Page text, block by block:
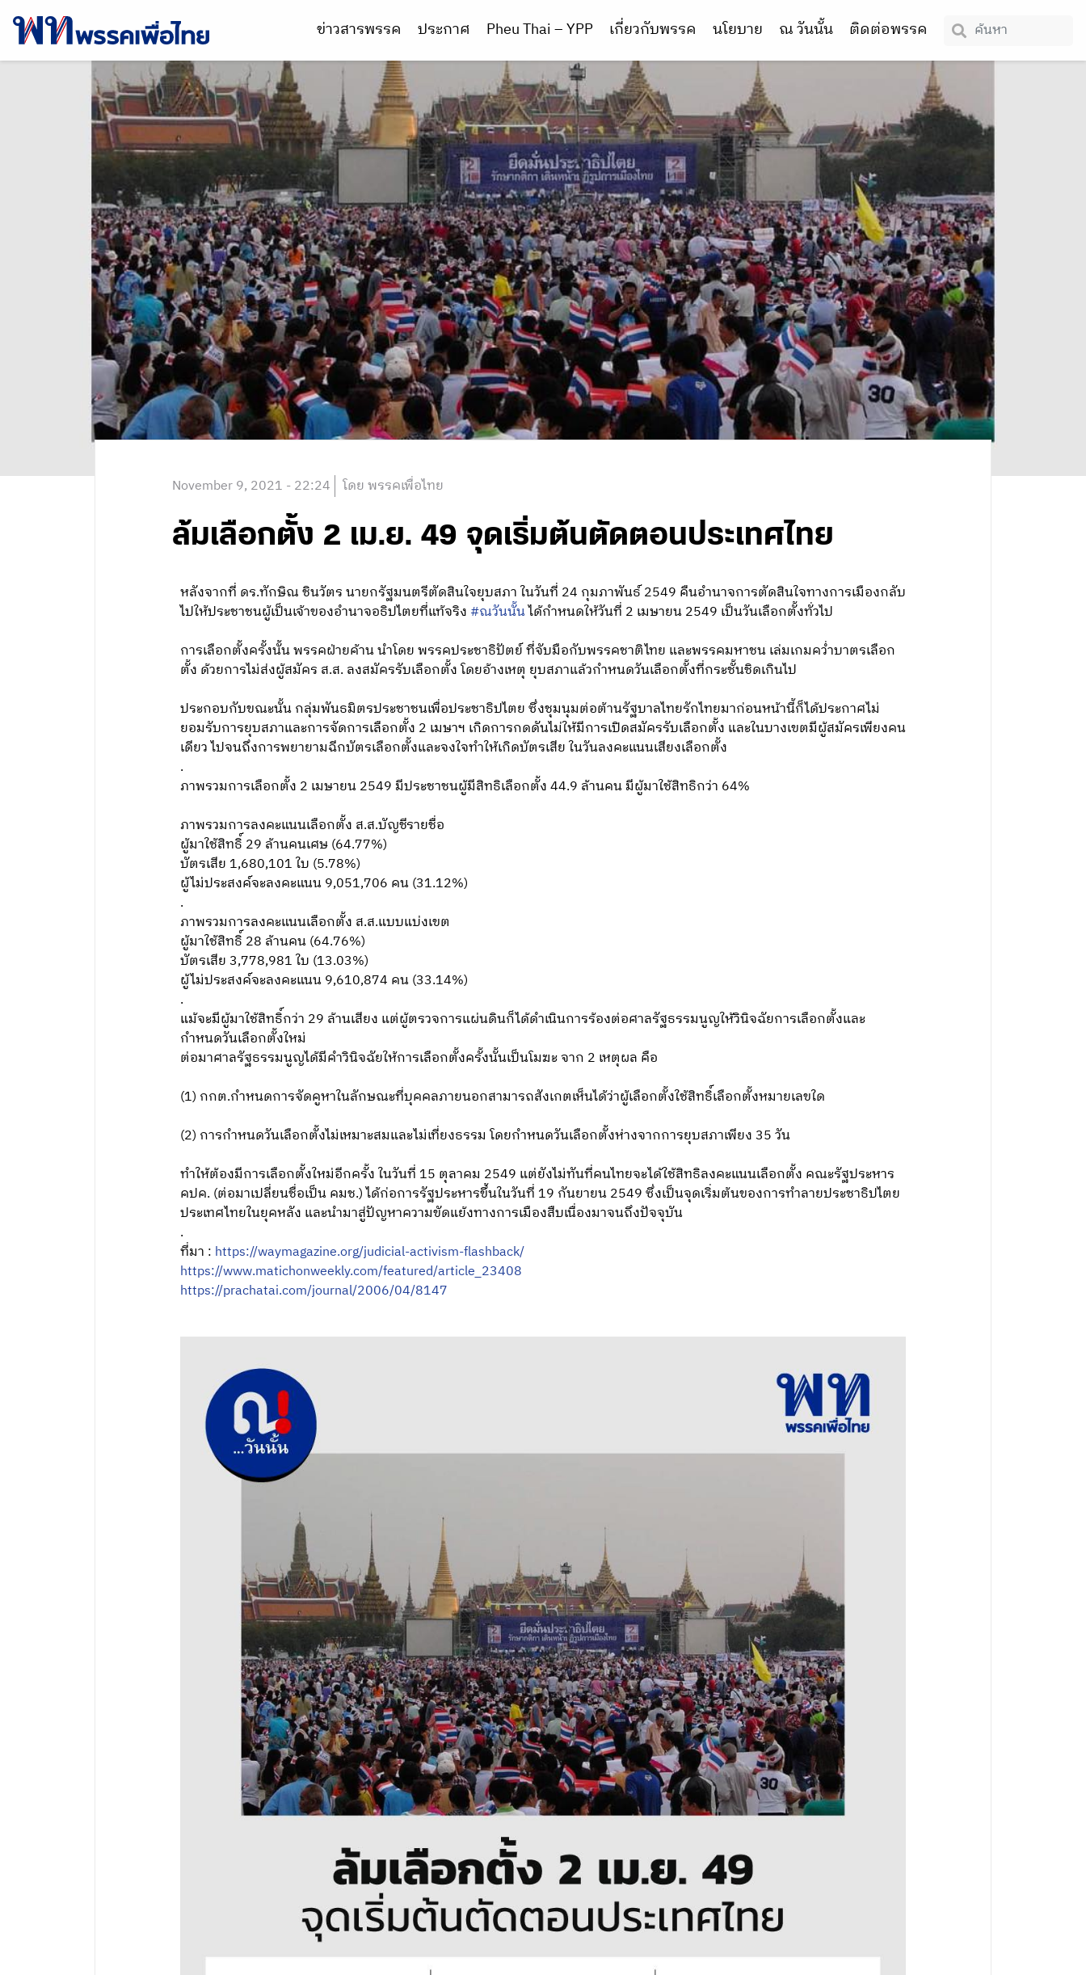
ข่าวสารพรรค ประกาศ Pheu Thai – YPP เกี่ยวกับพรรค นโยบาย ณ วันนั้น ติดต่อพรรค
November 9, 2021 - 22:24 โดย พรรคเพื่อไทย
ล้มเลือกตั้ง 2 เม.ย. 49 จุดเริ่มต้นตัดตอนประเทศไทย
หลังจากที่ ดร.ทักษิณ ชินวัตร นายกรัฐมนตรีตัดสินใจยุบสภา ในวันที่ 24 กุมภาพันธ์ 2549 คืนอำนาจการตัดสินใจทางการเมืองกลับ
ไปให้ประชาชนผู้เป็นเจ้าของอำนาจอธิปไตยที่แท้จริง #ณวันนั้นได้กำหนดให้วันที่ 2 เมษายน 2549 เป็นวันเลือกตั้งทั่วไป
การเลือกตั้งครั้งนั้น พรรคฝ่ายค้าน นำโดย พรรคประชาธิปัตย์ ที่จับมือกับพรรคชาติไทย และพรรคมหาชน เล่มเกมคว่ำบาตรเลือก
ตั้ง ด้วยการไม่ส่งผู้สมัคร ส.ส. ลงสมัครรับเลือกตั้ง โดยอ้างเหตุ ยุบสภาแล้วกำหนดวันเลือกตั้งที่กระชั้นชิดเกินไป
ประกอบกับขณะนั้น กลุ่มพันธมิตรประชาชนเพื่อประชาธิปไตย ซึ่งชุมนุมต่อต้านรัฐบาลไทยรักไทยมาก่อนหน้านี้ก็ได้ประกาศไม่
ยอมรับการยุบสภาและการจัดการเลือกตั้ง 2 เมษาฯ เกิดการกดดันไม่ให้มีการเปิดสมัครรับเลือกตั้ง และในบางเขตมีผู้สมัครเพียงคน
เดียว ไปจนถึงการพยายามฉีกบัตรเลือกตั้งและจงใจทำให้เกิดบัตรเสีย ในวันลงคะแนนเสียงเลือกตั้ง
.
ภาพรวมการเลือกตั้ง 2 เมษายน 2549 มีประชาชนผู้มีสิทธิเลือกตั้ง 44.9 ล้านคน มีผู้มาใช้สิทธิกว่า 64%
ภาพรวมการลงคะแนนเลือกตั้ง ส.ส.บัญชีรายชื่อ
ผู้มาใช้สิทธิ์ 29 ล้านคนเศษ (64.77%)
บัตรเสีย 1,680,101 ใบ (5.78%)
ผู้ไม่ประสงค์จะลงคะแนน 9,051,706 คน (31.12%)
.
ภาพรวมการลงคะแนนเลือกตั้ง ส.ส.แบบแบ่งเขต
ผู้มาใช้สิทธิ์ 28 ล้านคน (64.76%)
บัตรเสีย 3,778,981 ใบ (13.03%)
ผู้ไม่ประสงค์จะลงคะแนน 9,610,874 คน (33.14%)
.
แม้จะมีผู้มาใช้สิทธิ์กว่า 29 ล้านเสียง แต่ผู้ตรวจการแผ่นดินก็ได้ดำเนินการร้องต่อศาลรัฐธรรมนูญให้วินิจฉัยการเลือกตั้งและ
กำหนดวันเลือกตั้งใหม่
ต่อมาศาลรัฐธรรมนูญได้มีคำวินิจฉัยให้การเลือกตั้งครั้งนั้นเป็นโมฆะ จาก 2 เหตุผล คือ
(1) กกต.กำหนดการจัดคูหาในลักษณะที่บุคคลภายนอกสามารถสังเกตเห็นได้ว่าผู้เลือกตั้งใช้สิทธิ์เลือกตั้งหมายเลขใด
(2) การกำหนดวันเลือกตั้งไม่เหมาะสมและไม่เที่ยงธรรม โดยกำหนดวันเลือกตั้งห่างจากการยุบสภาเพียง 35 วัน
ทำให้ต้องมีการเลือกตั้งใหม่อีกครั้ง ในวันที่ 15 ตุลาคม 2549 แต่ยังไม่ทันที่คนไทยจะได้ใช้สิทธิลงคะแนนเลือกตั้ง คณะรัฐประหาร
คปค. (ต่อมาเปลี่ยนชื่อเป็น คมช.) ได้ก่อการรัฐประหารขึ้นในวันที่ 19 กันยายน 2549 ซึ่งเป็นจุดเริ่มต้นของการทำลายประชาธิปไตย
ประเทศไทยในยุคหลัง และนำมาสู่ปัญหาความขัดแย้งทางการเมืองสืบเนื่องมาจนถึงปัจจุบัน
.
ที่มา : https://waymagazine.org/judicial-activism-flashback/
https://www.matichonweekly.com/featured/article_23408
https://prachatai.com/journal/2006/04/8147